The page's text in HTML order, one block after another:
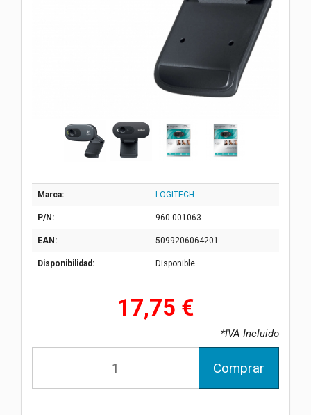
Marca: LOGITECH
P/N: 960-001063
EAN: 5099206064201
Disponibilidad: Disponible
17,75 €
*IVA Incluido
Comprar